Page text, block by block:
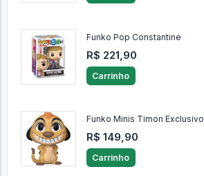
Funko Pop Constantine
R$ 221,90
Carrinho
Funko Minis Timon Exclusivo
R$ 149,90
Carrinho